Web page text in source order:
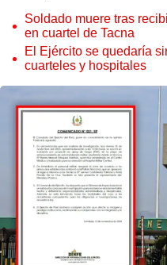
Soldado muere tras
en cuartel de Tacna
El Ejército se quedaría
cuarteles y hospitales